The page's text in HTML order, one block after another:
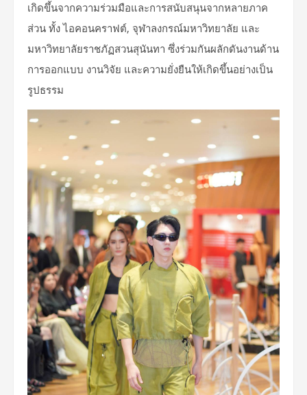
เกิดขึ้นจากความร่วมมือและการสนับสนุนจากหลายภาค
ส่วน ทั้ง ไอคอนคราฟต์, จุฬาลงกรณ์มหาวิทยาลัย และ
มหาวิทยาลัยราชภัฏสวนสุนันทา ซึ่งร่วมกันผลักดันงานด้าน
การออกแบบ งานวิจัย และความยั่งยืนให้เกิดขึ้นอย่างเป็น
รูปธรรม